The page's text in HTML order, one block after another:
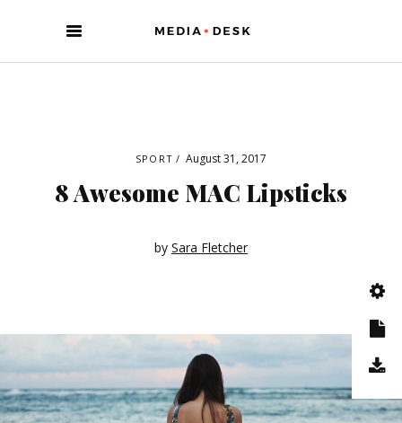
SPORT August 31, 2017
8 Awesome MAC Lipsticks
by Sara Fletcher